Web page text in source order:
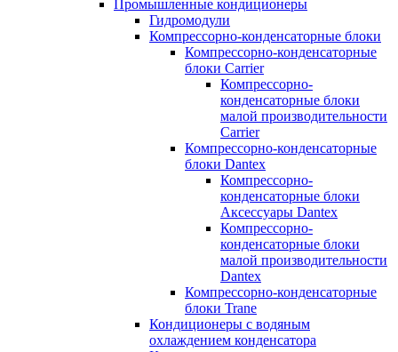
Промышленные кондиционеры
Гидромодули
Компрессорно-конденсаторные блоки
Компрессорно-конденсаторные
блоки Carrier
Компрессорно-
конденсаторные блоки
малой производительности
Carrier
Компрессорно-конденсаторные
блоки Dantex
Компрессорно-
конденсаторные блоки
Аксессуары Dantex
Компрессорно-
конденсаторные блоки
малой производительности
Dantex
Компрессорно-конденсаторные
блоки Trane
Кондиционеры с водяным
охлаждением конденсатора